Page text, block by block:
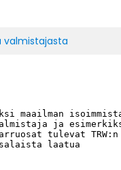
valmistajasta
maailman
ja
tulevat
laatua